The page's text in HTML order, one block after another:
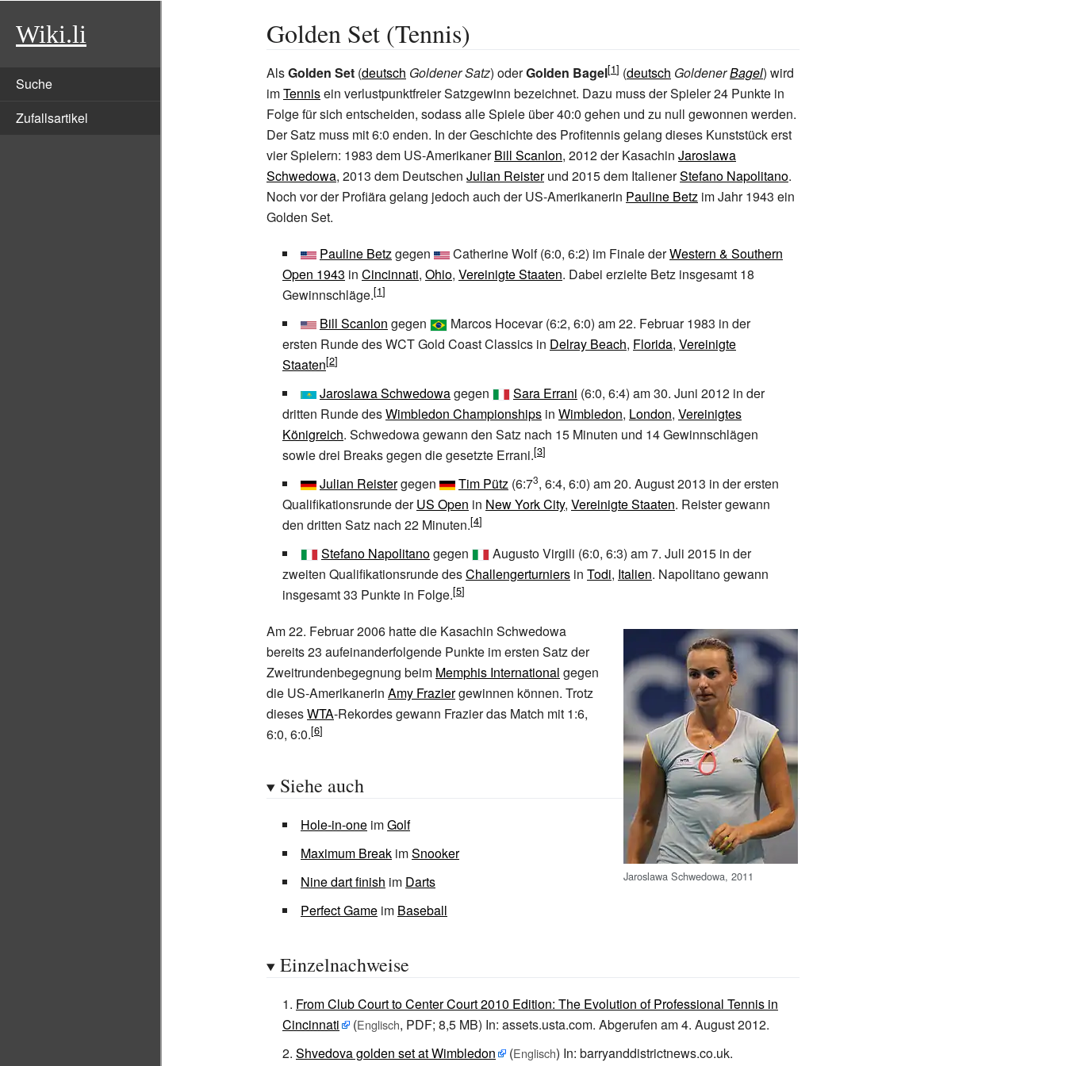
Wiki.li
Suche
Zufallsartikel
Golden Set (Tennis)
AlsGolden Set (deutsch Goldener Satz) oderGolden Bagel (deutsch GoldenerBagel) wird
imTennisein verlustpunktfreier Satzgewinn bezeichnet. Dazu muss der Spieler 24 Punkte in
Folge für sich entscheiden, sodass alle Spiele über 40:0 gehen und zu null gewonnen werden.
Der Satz muss mit 6:0 enden. In der Geschichte des Profitennis gelang dieses Kunststück erst
vier Spielern: 1983 dem US-AmerikanerBill Scanlon, 2012 der Kasachin Jaroslawa
Schwedowa, 2013 dem Deutschen Julian Reisterund 2015 dem ItalienerStefano Napolitano.
Noch vor der Profiära gelang jedoch auch der US-Amerikanerin Pauline Betz im Jahr 1943 ein
Golden Set.
Pauline Betzgegen Catherine Wolf(6:0, 6:2) im Finale derWestern & Southern
Open 1943 in Cincinnati, Ohio, Vereinigte Staaten. Dabei erzielte Betz insgesamt 18
Gewinnschläge.
Bill Scanlon gegen Marcos Hocevar(6:2, 6:0) am 22. Februar 1983 in der
ersten Runde desWCT Gold Coast Classics in Delray Beach, Florida, Vereinigte
Staaten
Jaroslawa Schwedowagegen Sara Errani (6:0, 6:4) am 30. Juni 2012 in der
dritten Runde desWimbledon Championships in Wimbledon, London, Vereinigtes
Königreich. Schwedowa gewann den Satz nach 15 Minuten und 14 Gewinnschlägen
sowie drei Breaks gegen die gesetzte Errani.
Julian Reistergegen Tim Pütz (6:73, 6:4, 6:0) am 20. August 2013 in der ersten
Qualifikationsrunde derUS Open in New York City, Vereinigte Staaten. Reister gewann
den dritten Satz nach 22 Minuten.
Stefano Napolitanogegen Augusto Virgili (6:0, 6:3) am 7. Juli 2015 in der
zweiten Qualifikationsrunde desChallengerturniers in Todi, Italien. Napolitano gewann
insgesamt 33 Punkte in Folge.
Jaroslawa Schwedowa, 2011
Am 22. Februar 2006 hatte die Kasachin Schwedowa
bereits 23 aufeinanderfolgende Punkte im ersten Satz der
Zweitrundenbegegnung beim Memphis International gegen
die US-Amerikanerin Amy Fraziergewinnen können. Trotz
diesesWTA-Rekordes gewann Frazier das Match mit 1:6,
6:0, 6:0.
Siehe auch
Hole-in-one imGolf
Maximum Break imSnooker
Nine dart finish im Darts
Perfect Game im Baseball
Einzelnachweise
From Club Court to Center Court 2010 Edition: The Evolution of Professional Tennis in
Cincinnati
(Englisch, PDF; 8,5 MB) In: assets.usta.com. Abgerufen am 4. August 2012.
Shvedova golden set at Wimbledon
(Englisch) In: barryanddistrictnews.co.uk.